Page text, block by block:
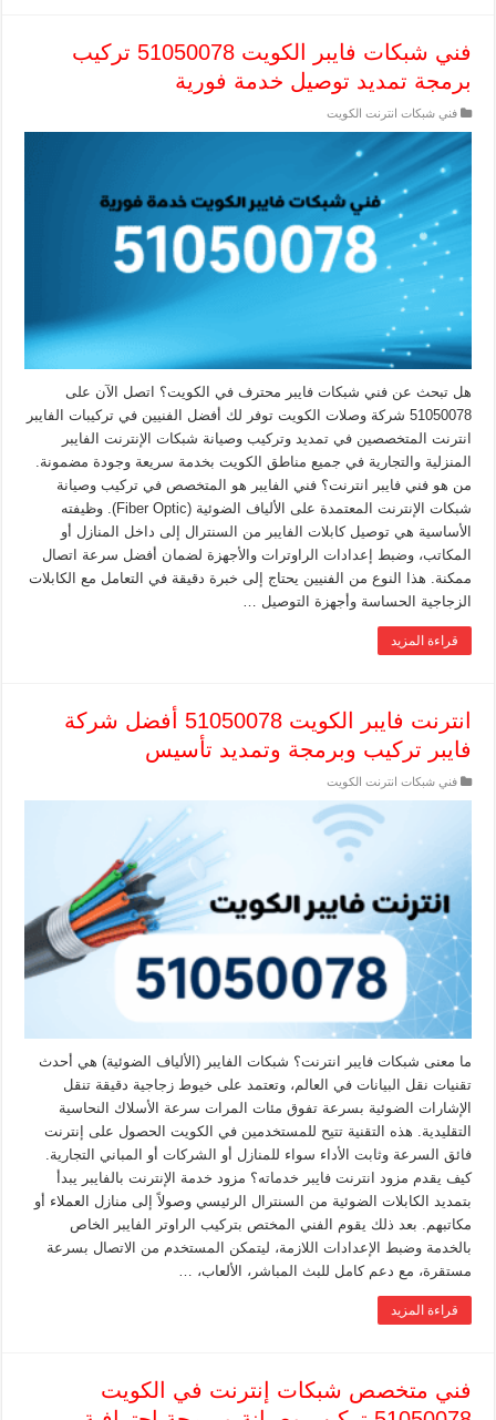
فني شبكات فايبر الكويت 51050078 تركيب
برمجة تمديد توصيل خدمة فورية
فني شبكات انترنت الكويت
هل تبحث عن فني شبكات فايبر محترف في الكويت؟ اتصل الآن على
51050078 شركة وصلات الكويت توفر لك أفضل الفنيين في تركيبات الفايبر
انترنت المتخصصين في تمديد وتركيب وصيانة شبكات الإنترنت الفايبر
المنزلية والتجارية في جميع مناطق الكويت بخدمة سريعة وجودة مضمونة.
من هو فني فايبر انترنت؟ فني الفايبر هو المتخصص في تركيب وصيانة
شبكات الإنترنت المعتمدة على الألياف الضوئية (Fiber Optic). وظيفته
الأساسية هي توصيل كابلات الفايبر من السنترال إلى داخل المنازل أو
المكاتب، وضبط إعدادات الراوترات والأجهزة لضمان أفضل سرعة اتصال
ممكنة. هذا النوع من الفنيين يحتاج إلى خبرة دقيقة في التعامل مع الكابلات
الزجاجية الحساسة وأجهزة التوصيل …
قراءة المزيد
انترنت فايبر الكويت 51050078 أفضل شركة
فايبر تركيب وبرمجة وتمديد تأسيس
فني شبكات انترنت الكويت
ما معنى شبكات فايبر انترنت؟ شبكات الفايبر (الألياف الضوئية) هي أحدث
تقنيات نقل البيانات في العالم، وتعتمد على خيوط زجاجية دقيقة تنقل
الإشارات الضوئية بسرعة تفوق مئات المرات سرعة الأسلاك النحاسية
التقليدية. هذه التقنية تتيح للمستخدمين في الكويت الحصول على إنترنت
فائق السرعة وثابت الأداء سواء للمنازل أو الشركات أو المباني التجارية.
كيف يقدم مزود انترنت فايبر خدماته؟ مزود خدمة الإنترنت بالفايبر يبدأ
بتمديد الكابلات الضوئية من السنترال الرئيسي وصولاً إلى منازل العملاء أو
مكاتبهم. بعد ذلك يقوم الفني المختص بتركيب الراوتر الفايبر الخاص
بالخدمة وضبط الإعدادات اللازمة، ليتمكن المستخدم من الاتصال بسرعة
مستقرة، مع دعم كامل للبث المباشر، الألعاب، …
قراءة المزيد
فني متخصص شبكات إنترنت في الكويت